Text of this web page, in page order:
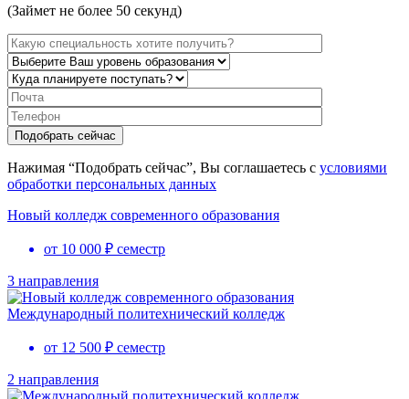
(Займет не более 50 секунд)
Нажимая “Подобрать сейчас”, Вы соглашаетесь с условиями
обработки персональных данных
Новый колледж современного образования
от 10 000 ₽ семестр
3 направления
Международный политехнический колледж
от 12 500 ₽ семестр
2 направления